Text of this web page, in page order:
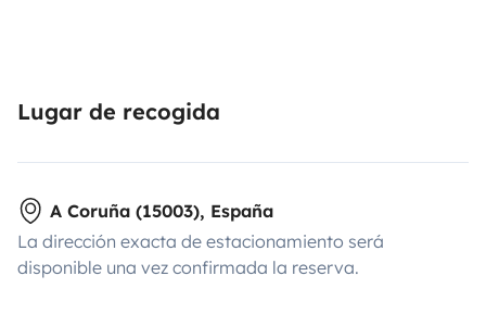
Lugar de recogida
A Coruña (15003), España
La dirección exacta de estacionamiento será
disponible una vez confirmada la reserva.